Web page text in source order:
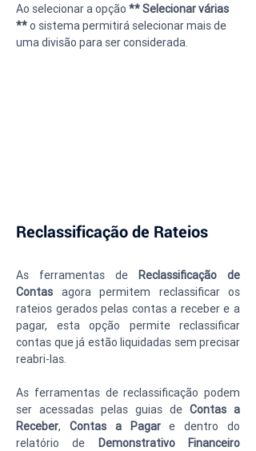
Ao selecionar a opção ** Selecionar várias
** o sistema permitirá selecionar mais de
uma divisão para ser considerada.
Reclassificação de Rateios
As ferramentas de Reclassificação de
Contas agora permitem reclassificar os
rateios gerados pelas contas a receber e a
pagar, esta opção permite reclassificar
contas que já estão liquidadas sem precisar
reabri-las.
As ferramentas de reclassificação podem
ser acessadas pelas guias de Contas a
Receber, Contas a Pagar e dentro do
relatório de Demonstrativo Financeiro